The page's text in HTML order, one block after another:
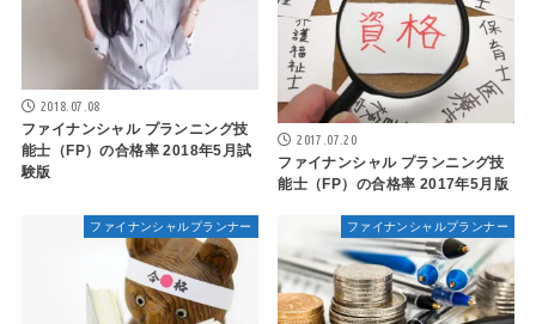
2018.07.08
ファイナンシャル プランニング技
能士（FP）の合格率 2018年5月試
験版
2017.07.20
ファイナンシャル プランニング技
能士（FP）の合格率 2017年5月版
ファイナンシャルプランナー ファイナンシャルプランナー